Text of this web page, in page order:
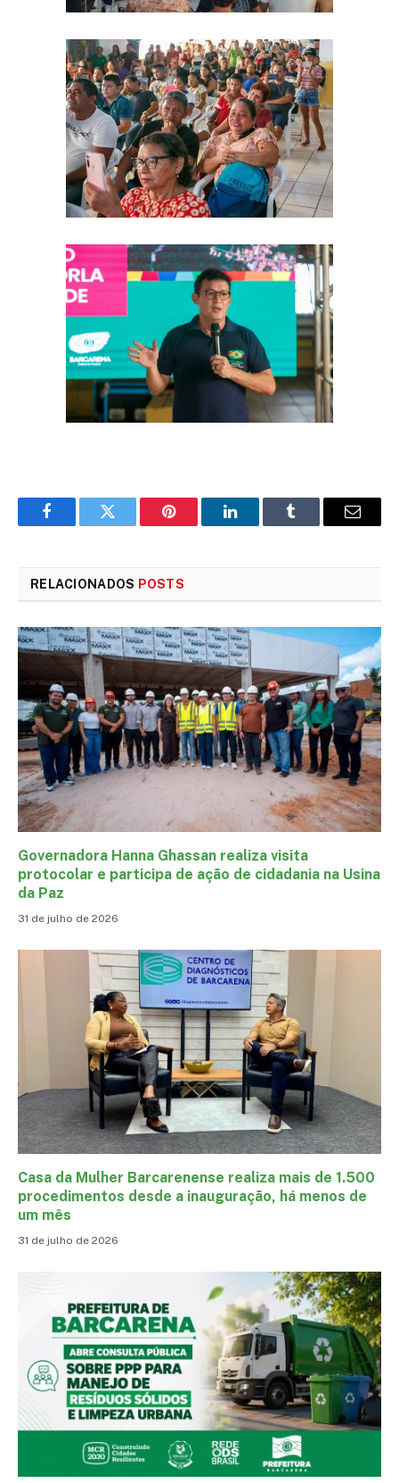
FacebookTwitter Pinterest LinkedInTumblr
E-
RELACIONADOS POSTS
Governadora Hanna Ghassan realiza visita
protocolar e participa de ação de cidadania na Usina
da Paz
31 de julho de 2026
Casa da Mulher Barcarenense realiza mais de 1.500
procedimentos desde a inauguração, há menos de
um mês
31 de julho de 2026